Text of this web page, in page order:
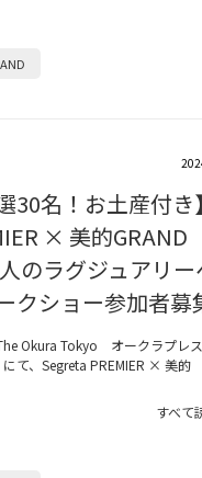
30名！お土産付き】
× 美的GRAND
のラグジュアリー
クショー参加者募
Okura Tokyo オークラプレ
て、Segreta PREMIER × 美的
すべて